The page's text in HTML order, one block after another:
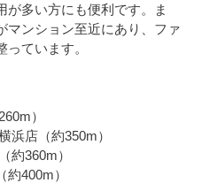
が多い方にも便利です。ま
マンション至近にあり、ファ
ています。
）
浜店（約350m）
約360m）
400m）